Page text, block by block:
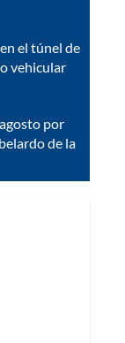
el túnel de
vehicular
por
de la